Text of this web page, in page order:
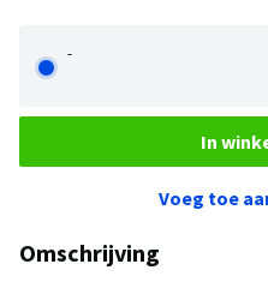
-
In
Voeg toe
Omschrijving